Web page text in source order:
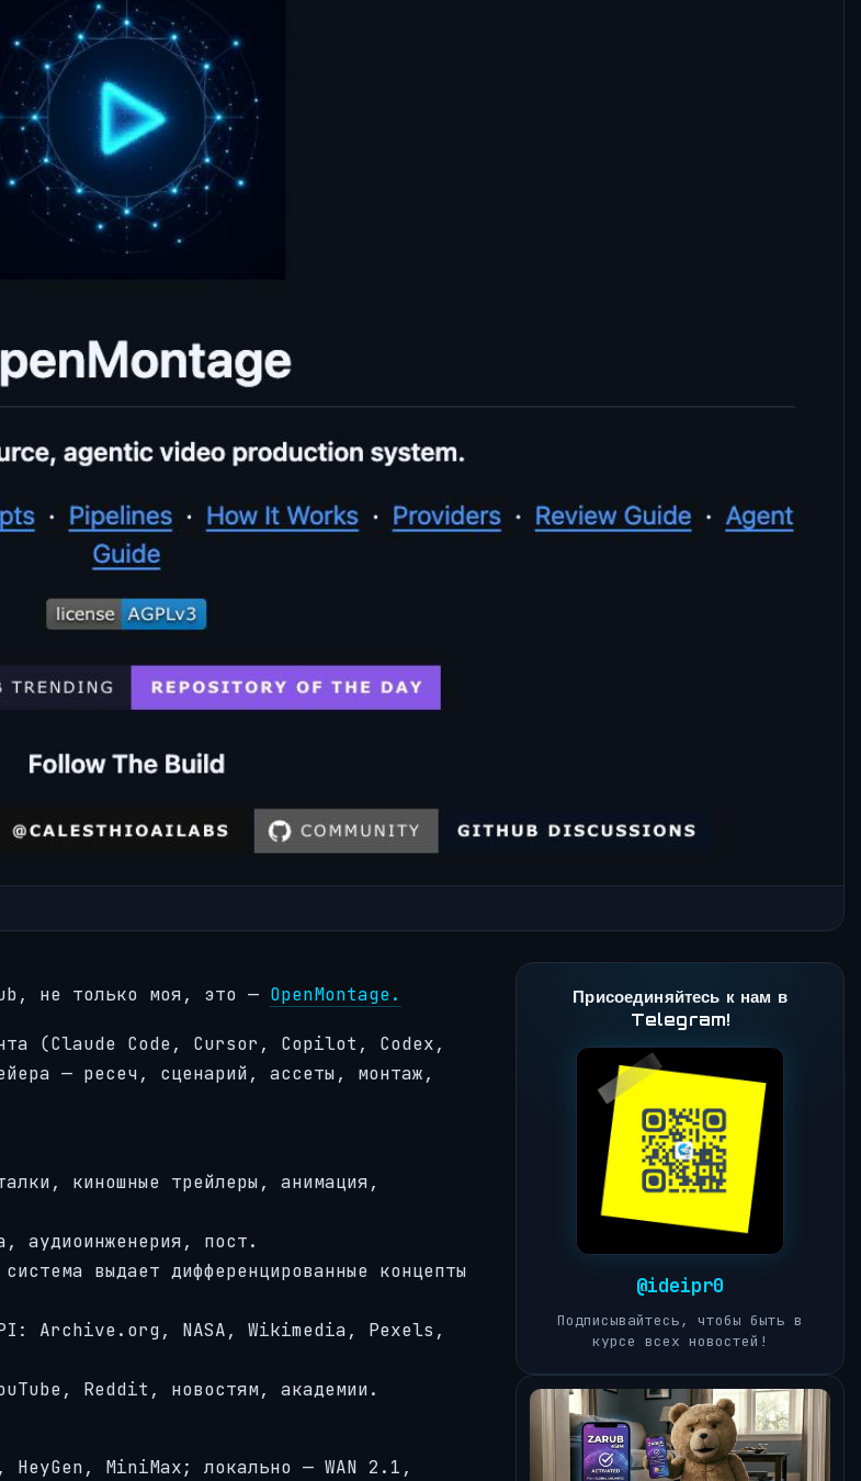
не только моя, это — OpenMontage.
(Claude Code, Cursor, Copilot, Codex,
— ресеч, сценарий, ассеты, монтаж,
киношные трейлеры, анимация,
аудиоинженерия, пост.
выдает дифференцированные концепты
Archive.org, NASA, Wikimedia, Pexels,
Reddit, новостям, академии.
MiniMax; локально — WAN 2.1,
Присоединяйтесь к нам в
Telegram!
@ideipr0
Подписывайтесь, чтобы быть в
курсе всех новостей!